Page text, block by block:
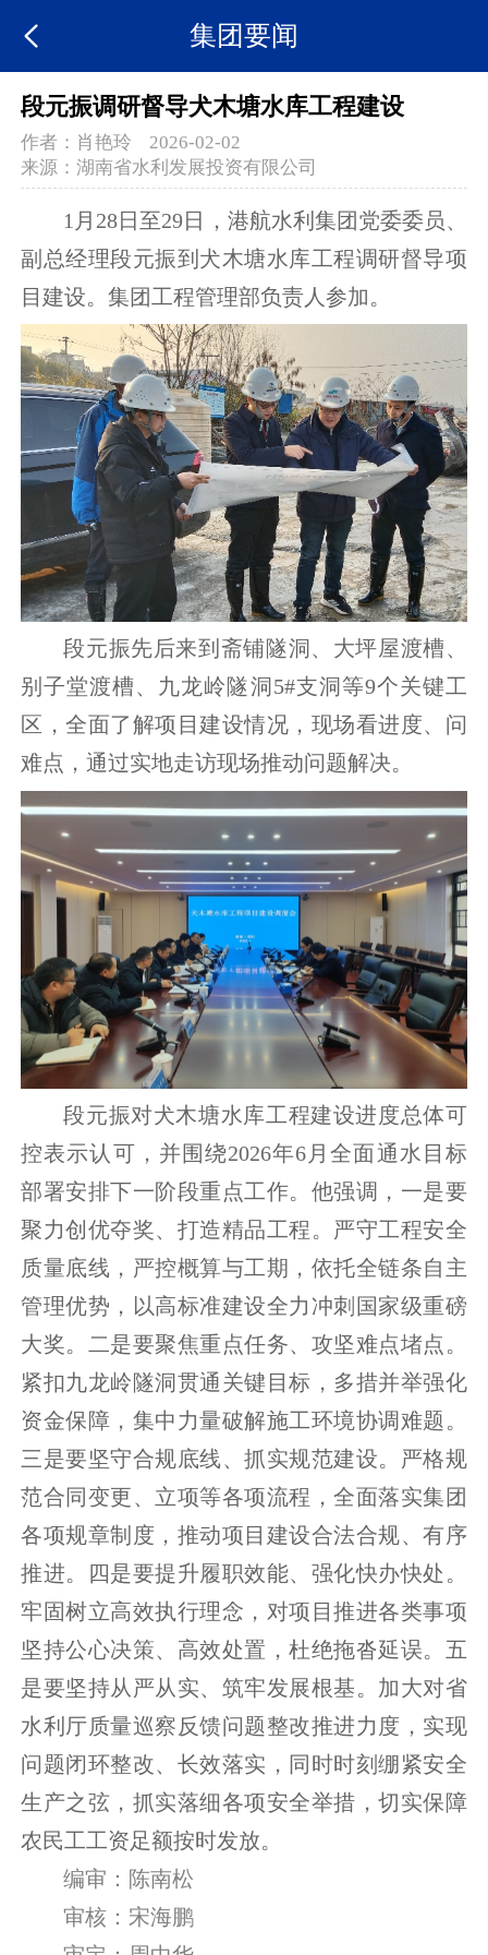
集团要闻
段元振调研督导犬木塘水库工程建设
作者： 肖艳玲
2026-02-02
来源：湖南省水利发展投资有限公司
1月28日至29日，港航水利集团党委委员、
副总经理段元振到犬木塘水库工程调研督导项
目建设。集团工程管理部负责人参加。
段元振先后来到斋铺隧洞、大坪屋渡槽、
别子堂渡槽、九龙岭隧洞5#支洞等9个关键工
区，全面了解项目建设情况，现场看进度、问
难点，通过实地走访现场推动问题解决。
段元振对犬木塘水库工程建设进度总体可
控表示认可，并围绕2026年6月全面通水目标
部署安排下一阶段重点工作。他强调，一是要
聚力创优夺奖、打造精品工程。严守工程安全
质量底线，严控概算与工期，依托全链条自主
管理优势，以高标准建设全力冲刺国家级重磅
大奖。二是要聚焦重点任务、攻坚难点堵点。
紧扣九龙岭隧洞贯通关键目标，多措并举强化
资金保障，集中力量破解施工环境协调难题。
三是要坚守合规底线、抓实规范建设。严格规
范合同变更、立项等各项流程，全面落实集团
各项规章制度，推动项目建设合法合规、有序
推进。四是要提升履职效能、强化快办快处。
牢固树立高效执行理念，对项目推进各类事项
坚持公心决策、高效处置，杜绝拖沓延误。五
是要坚持从严从实、筑牢发展根基。加大对省
水利厅质量巡察反馈问题整改推进力度，实现
问题闭环整改、长效落实，同时时刻绷紧安全
生产之弦，抓实落细各项安全举措，切实保障
农民工工资足额按时发放。
编审：陈南松
审核：宋海鹏